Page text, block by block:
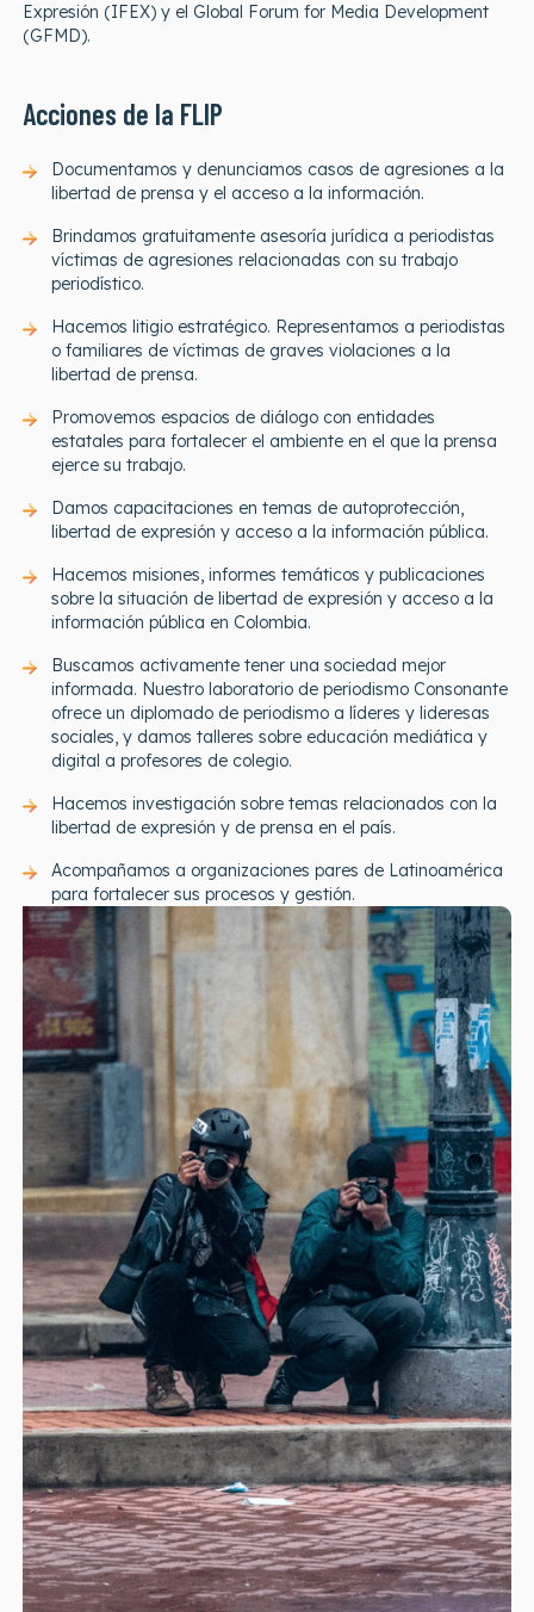
Expresión (IFEX) y el Global Forum for Media Development
(GFMD).
Acciones de la FLIP
Documentamos y denunciamos casos de agresiones a la
libertad de prensa y el acceso a la información.
Brindamos gratuitamente asesoría jurídica a periodistas
víctimas de agresiones relacionadas con su trabajo
periodístico.
Hacemos litigio estratégico. Representamos a periodistas
o familiares de víctimas de graves violaciones a la
libertad de prensa.
Promovemos espacios de diálogo con entidades
estatales para fortalecer el ambiente en el que la prensa
ejerce su trabajo.
Damos capacitaciones en temas de autoprotección,
libertad de expresión y acceso a la información pública.
Hacemos misiones, informes temáticos y publicaciones
sobre la situación de libertad de expresión y acceso a la
información pública en Colombia.
Buscamos activamente tener una sociedad mejor
informada. Nuestro laboratorio de periodismo Consonante
ofrece un diplomado de periodismo a líderes y lideresas
sociales, y damos talleres sobre educación mediática y
digital a profesores de colegio.
Hacemos investigación sobre temas relacionados con la
libertad de expresión y de prensa en el país.
Acompañamos a organizaciones pares de Latinoamérica
para fortalecer sus procesos y gestión.